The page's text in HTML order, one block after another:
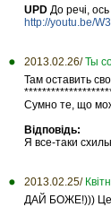
UPD До речі,
http://youtu.be/
2013.02.26/ Ты
Там оставить
Сумно те, що
Відповідь:
Я все-таки
2013.02.25/
ДАЙ БОЖЕ!))) Це